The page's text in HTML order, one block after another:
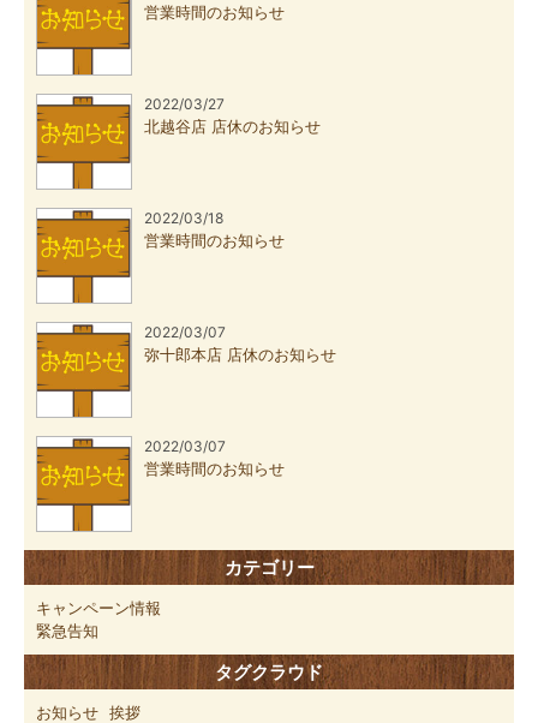
営業時間のお知らせ
2022/03/27
北越谷店 店休のお知らせ
2022/03/18
営業時間のお知らせ
2022/03/07
弥十郎本店 店休のお知らせ
2022/03/07
営業時間のお知らせ
カテゴリー
キャンペーン情報
緊急告知
タグクラウド
お知らせ 挨拶